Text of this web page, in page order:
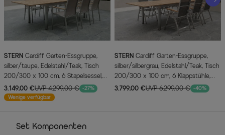
STERN
silber/taupe, Edelstahl/Teak, Tisch
200/300 x 100 cm, 6 Stapelsessel,
FSC®-zertifiziertes Produkt
3.149,00 €UVP 4.299,00 € -27%
Wenige verfügbar
STERN
silber/silbergrau, Edelstahl/Teak, Tisch
200/300 x 100 cm, 6 Klappstühle,
FSC®-zertifiziertes Produkt
3.799,00 €UVP 6.299,00 € -40%
Set Komponenten